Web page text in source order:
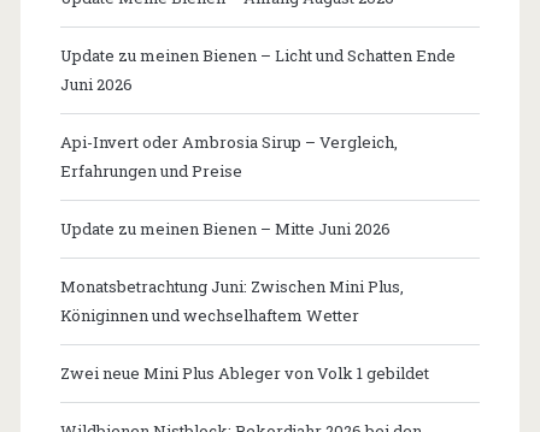
Update zu meinen Bienen – Licht und Schatten Ende
Juni 2026
Api-Invert oder Ambrosia Sirup – Vergleich,
Erfahrungen und Preise
Update zu meinen Bienen – Mitte Juni 2026
Monatsbetrachtung Juni: Zwischen Mini Plus,
Königinnen und wechselhaftem Wetter
Zwei neue Mini Plus Ableger von Volk 1 gebildet